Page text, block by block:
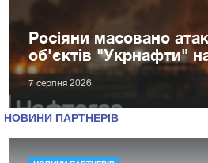
Росіяни масовано
об'єктів "Укрнафти"
7 серпня 2026